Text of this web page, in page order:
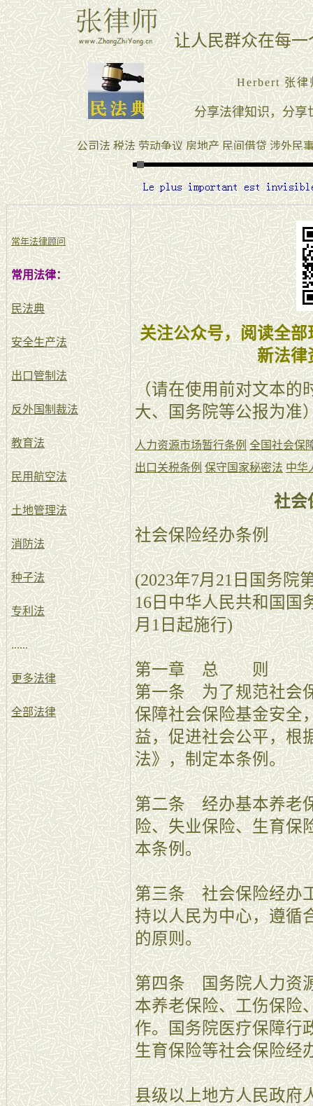
常年法律顾问
常用法律：
民法典
安全生产法
出口管制法
反外国制裁法
教育法
民用航空法
土地管理法
消防法
种子法
专利法
......
更多法律
全部法律
关注公众号，阅读全
新法律
（请在使用前对文本的
大、国务院等公报为准
人力资源市场暂行条例 全国社会保
出口关税条例 保守国家秘密法 中华
社会
社会保险经办条例
(2023年7月21日国务
16日中华人民共和国
月1日起施行)
第一章 总 则
第一条 为了规范社会
保障社会保险基金安全
益，促进社会公平，根
法》，制定本条例。
第二条 经办基本养老
险、失业保险、生育保
本条例。
第三条 社会保险经办
持以人民为中心，遵循
的原则。
第四条 国务院人力资
本养老保险、工伤保险
作。国务院医疗保障行
生育保险等社会保险经
县级以上地方人民政府